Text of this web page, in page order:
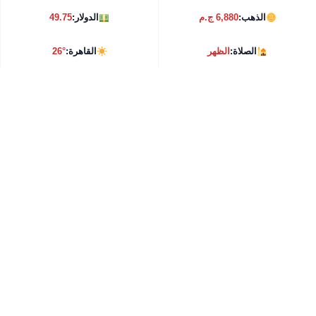
الذهب:6,880 ج.م الدولار:49.75
الصلاة:الظهر القاهرة:26°